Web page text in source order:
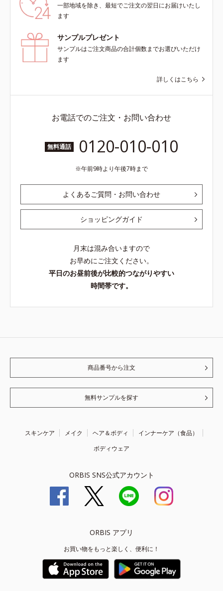
一部地域を除き、最短でご注文の翌日にお届けいたし
ます
サンプルプレゼント
サンプルはご注文商品の合計個数までお選びいただけ
ます
詳しくはこちら
お電話でのご注文・お問い合わせ
無料通話 0120-010-010
午前9時より午後7時まで
よくあるご質問・お問い合わせ
ショッピングガイド
月末は混み合いますので
お早めにご注文ください。
平日のお昼前後が比較的つながりやすい
時間帯です。
商品番号から注文
無料サンプルを探す
スキンケア メイク ヘア＆ボディ
インナーケア（食品）
ボディウェア
ORBIS SNS公式アカウント
ORBIS アプリ
お買い物をもっと楽しく、便利に！